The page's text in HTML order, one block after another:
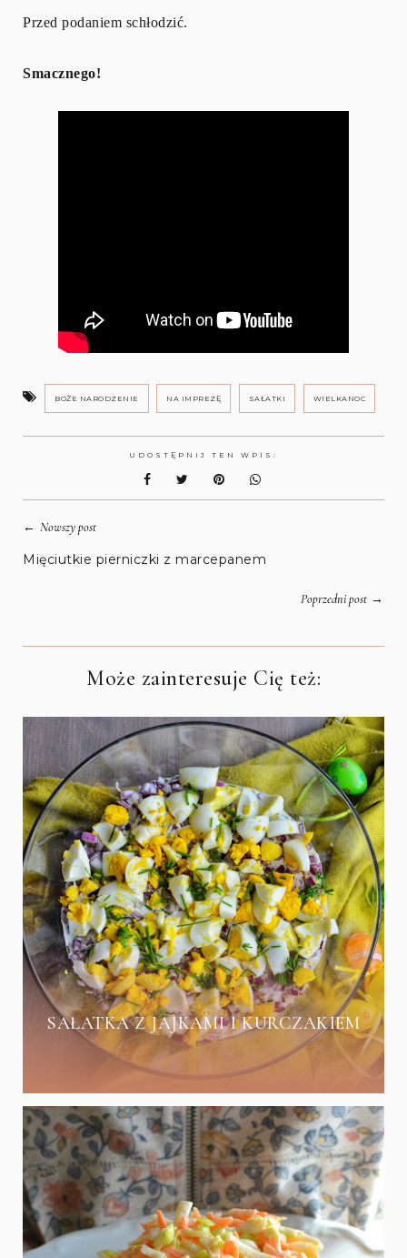
Przed podaniem schłodzić.
Smacznego!
BOŻE NARODZENIE NA IMPREZĘ SAŁATKI WIELKANOC
UDOSTĘPNIJ TEN WPIS:
←Nowszy post
Mięciutkie pierniczki z marcepanem
Poprzedni post→
Może zainteresuje Cię też:
SAŁATKA Z JAJKAMI I KURCZAKIEM